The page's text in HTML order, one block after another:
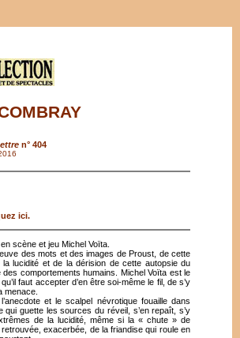
n° 404
ici.
scène et jeu Michel Voïta.
des mots et des images de Proust, de cette
lucidité et de la dérision de cette autopsie du
comportements humains. Michel Voïta est le
faut accepter d’en être soi-même le fil, de s’y
menace.
et le scalpel névrotique fouaille dans
qui guette les sources du réveil, s’en repaît, s’y
de la lucidité, même si la « chute » de
exacerbée, de la friandise qui roule en